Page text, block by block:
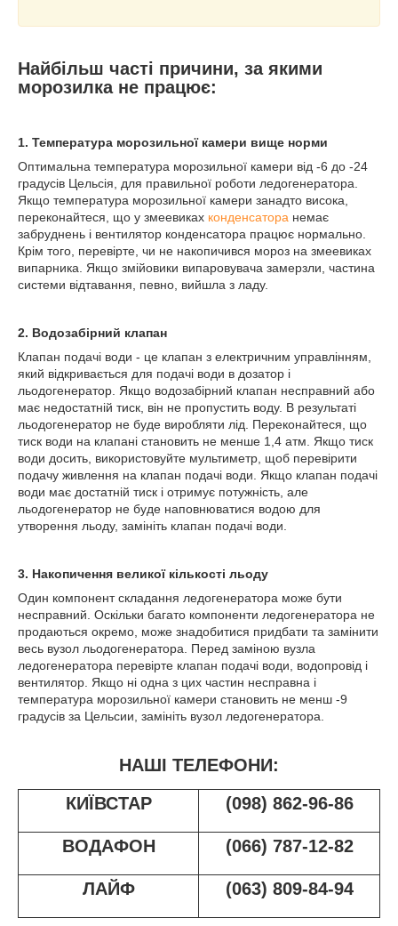
Найбільш часті причини, за якими
морозилка не працює:
1. Температура морозильної камери вище норми
Оптимальна температура морозильної камери від -6 до -24
градусів Цельсія, для правильної роботи ледогенератора.
Якщо температура морозильної камери занадто висока,
переконайтеся, що у змеевиках конденсатора немає
забруднень і вентилятор конденсатора працює нормально.
Крім того, перевірте, чи не накопичився мороз на змеевиках
випарника. Якщо змійовики випаровувача замерзли, частина
системи відтавання, певно, вийшла з ладу.
2. Водозабірний клапан
Клапан подачі води - це клапан з електричним управлінням,
який відкривається для подачі води в дозатор і
льодогенератор. Якщо водозабірний клапан несправний або
має недостатній тиск, він не пропустить воду. В результаті
льодогенератор не буде виробляти лід. Переконайтеся, що
тиск води на клапані становить не менше 1,4 атм. Якщо тиск
води досить, використовуйте мультиметр, щоб перевірити
подачу живлення на клапан подачі води. Якщо клапан подачі
води має достатній тиск і отримує потужність, але
льодогенератор не буде наповнюватися водою для
утворення льоду, замініть клапан подачі води.
3. Накопичення великої кількості льоду
Один компонент складання ледогенератора може бути
несправний. Оскільки багато компоненти ледогенератора не
продаються окремо, може знадобитися придбати та замінити
весь вузол льодогенератора. Перед заміною вузла
ледогенератора перевірте клапан подачі води, водопровід і
вентилятор. Якщо ні одна з цих частин несправна і
температура морозильної камери становить не менш -9
градусів за Цельсии, замініть вузол ледогенератора.
НАШІ ТЕЛЕФОНИ:
КИЇВСТАР
(098) 862-96-86
ВОДАФОН (066) 787-12-82
ЛАЙФ (063) 809-84-94